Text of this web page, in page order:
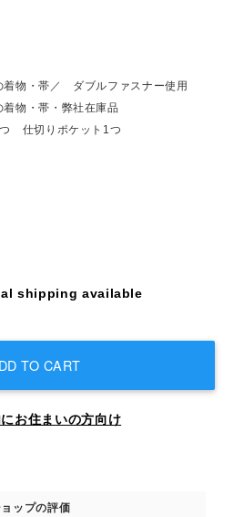
着物・帯／ ダブルファスナー使用
物・帯・弊社在庫品
仕切りポケット1つ
shipping available
TO CART
お住まいの方向け
ョップの評価